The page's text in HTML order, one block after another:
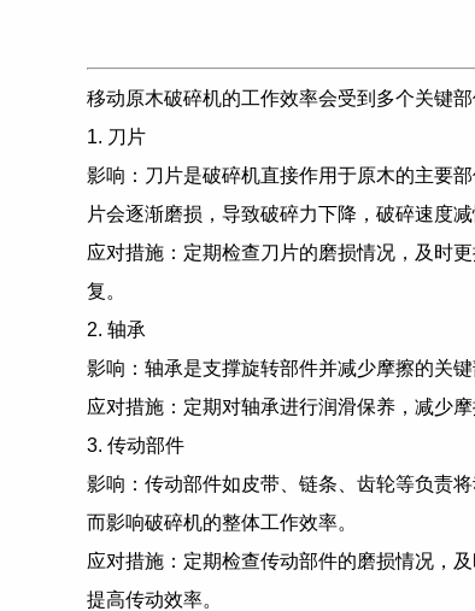
移动原木破碎机的工作效率会受到多个关键
1. 刀片
影响：刀片是破碎机直接作用于原木的主要
片会逐渐磨损，导致破碎力下降，破碎速度
应对措施：定期检查刀片的磨损情况，及时
复。
2. 轴承
影响：轴承是支撑旋转部件并减少摩擦的关
应对措施：定期对轴承进行润滑保养，减少
3. 传动部件
影响：传动部件如皮带、链条、齿轮等负责
而影响破碎机的整体工作效率。
应对措施：定期检查传动部件的磨损情况，
提高传动效率。